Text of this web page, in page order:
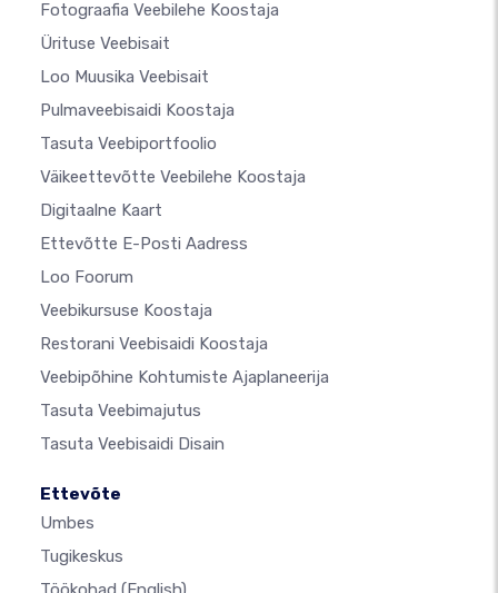
Fotograafia Veebilehe Koostaja
Ürituse Veebisait
Loo Muusika Veebisait
Pulmaveebisaidi Koostaja
Tasuta Veebiportfoolio
Väikeettevõtte Veebilehe Koostaja
Digitaalne Kaart
Ettevõtte E-Posti Aadress
Loo Foorum
Veebikursuse Koostaja
Restorani Veebisaidi Koostaja
Veebipõhine Kohtumiste Ajaplaneerija
Tasuta Veebimajutus
Tasuta Veebisaidi Disain
Ettevõte
Umbes
Tugikeskus